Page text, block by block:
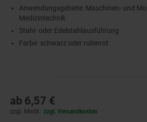
Anwendungsgebiete: Maschinen- und
Medizintechnik
Stahl- oder Edelstahlausführung
Farbe: schwarz oder rubinrot
ab 6,57 €
zzgl. MwSt. zzgl. Versandkosten